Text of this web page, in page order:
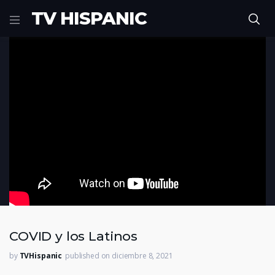
TV HISPANIC
(Visited 12 times, 1 visits today)
COVID y los Latinos
by TVHispanic published on diciembre 8, 2021